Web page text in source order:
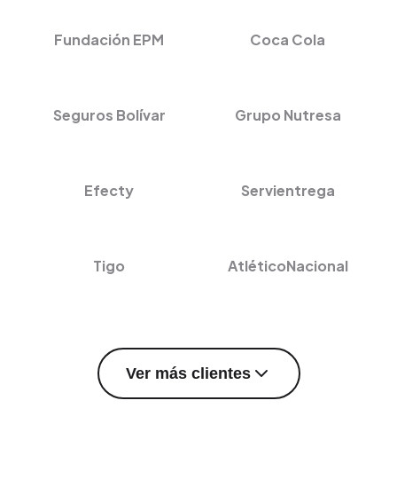
Fundación EPM Coca Cola
Seguros Bolívar Grupo Nutresa
Efecty Servientrega
Tigo AtléticoNacional
Ver más clientes